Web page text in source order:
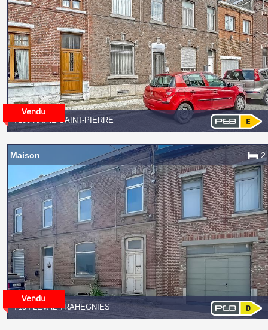
7100 HAINE-SAINT-PIERRE
7134 LEVAL-TRAHEGNIES
Maison 2